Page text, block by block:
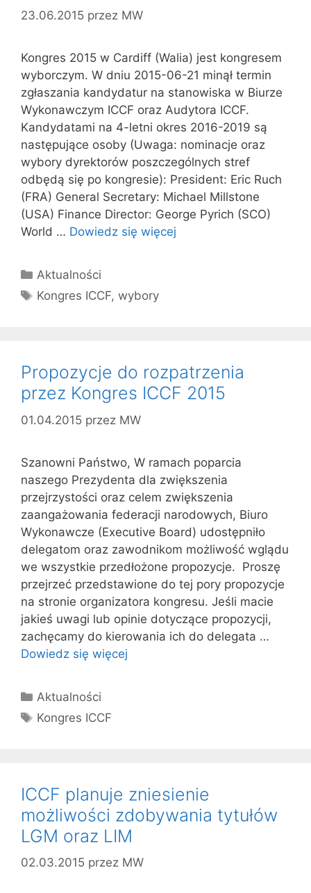
23.06.2015 przez MW
Kongres 2015 w Cardiff (Walia) jest kongresem
wyborczym. W dniu 2015-06-21 minął termin
zgłaszania kandydatur na stanowiska w Biurze
Wykonawczym ICCF oraz Audytora ICCF.
Kandydatami na 4-letni okres 2016-2019 są
następujące osoby (Uwaga: nominacje oraz
wybory dyrektorów poszczególnych stref
odbędą się po kongresie): President: Eric Ruch
(FRA) General Secretary: Michael Millstone
(USA) Finance Director: George Pyrich (SCO)
World … Dowiedz się więcej
Kategorie
Aktualności
Tagi
Kongres ICCF,wybory
Propozycje do rozpatrzenia
przez Kongres ICCF 2015
01.04.2015 przez MW
Szanowni Państwo, W ramach poparcia
naszego Prezydenta dla zwiększenia
przejrzystości oraz celem zwiększenia
zaangażowania federacji narodowych, Biuro
Wykonawcze (Executive Board) udostępniło
delegatom oraz zawodnikom możliwość wglądu
we wszystkie przedłożone propozycje. Proszę
przejrzeć przedstawione do tej pory propozycje
na stronie organizatora kongresu. Jeśli macie
jakieś uwagi lub opinie dotyczące propozycji,
zachęcamy do kierowania ich do delegata …
Dowiedz się więcej
Kategorie
Aktualności
Tagi
Kongres ICCF
ICCF planuje zniesienie
możliwości zdobywania tytułów
LGM oraz LIM
02.03.2015 przez MW